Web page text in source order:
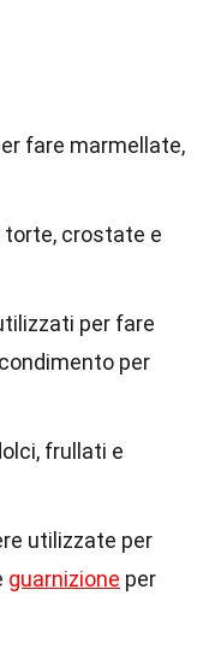
fare marmellate,
torte, crostate e
per fare
per
frullati e
utilizzate per
guarnizione per